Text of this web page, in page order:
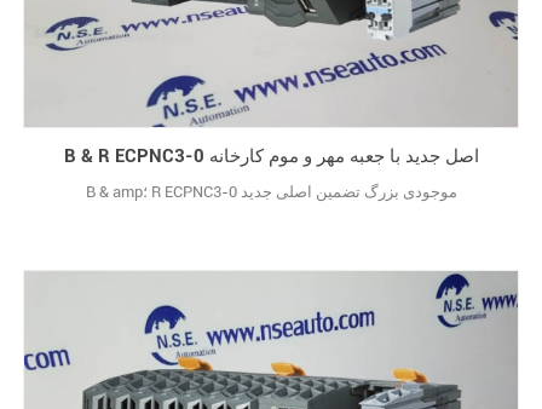
B & R ECPNC3-0 اصل جدید با جعبه مهر و موم کارخانه
B & amp؛ R ECPNC3-0 موجودی بزرگ تضمین اصلی جدید